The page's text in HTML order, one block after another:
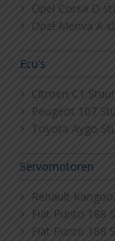
Opel Corsa D
Opel Meriva A
Ecu's
Citroen C1
Peugeot 107
Toyota Aygo
Servomotoren
Renault
Fiat Punto 188
Fiat Punto 188